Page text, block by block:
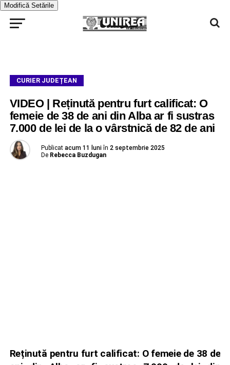
Modifică Setările
CURIER JUDEȚEAN
VIDEO | Reținută pentru furt calificat: O
femeie de 38 de ani din Alba ar fi sustras
7.000 de lei de la o vârstnică de 82 de ani
Publicat acum 11 luni în 2 septembrie 2025
De Rebecca Buzdugan
Reținută pentru furt calificat: O femeie de 38 de